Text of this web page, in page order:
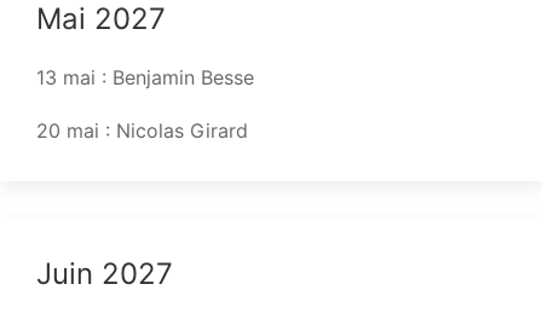
Mai 2027
13 mai : Benjamin Besse
20 mai : Nicolas Girard
Juin 2027